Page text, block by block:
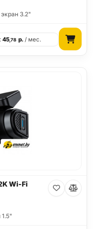
3.2"
45,78 р./ мес.
Wi-Fi